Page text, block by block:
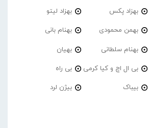
بهزاد پکس بهزاد لیتو
بهمن محمودی بهنام بانی
بهنام سلطانی بهیان
بی ال اچ و کیا کرمی بی راه
بیباک بیژن لرد